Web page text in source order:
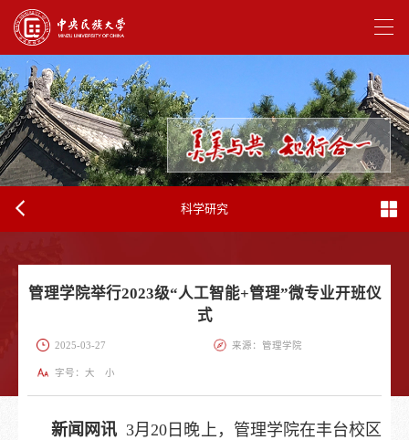
科学研究
管理学院举行2023级“人工智能+管理”微专业开班仪
式
2025-03-27 来源：管理学院
字号： 大 小
新闻网讯 3月20日晚上，管理学院在丰台校区